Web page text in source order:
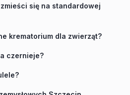
się na standardowej
krematorium dla zwierząt?
czernieje?